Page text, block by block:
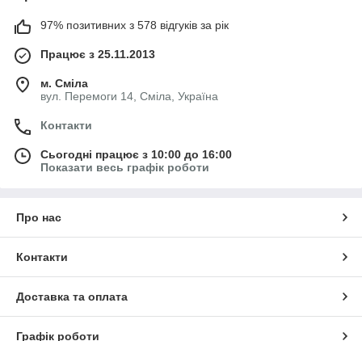
97% позитивних з 578 відгуків за рік
Працює з 25.11.2013
м. Сміла
вул. Перемоги 14, Сміла, Україна
Контакти
Сьогодні працює з 10:00 до 16:00
Показати весь графік роботи
Про нас
Контакти
Доставка та оплата
Графік роботи